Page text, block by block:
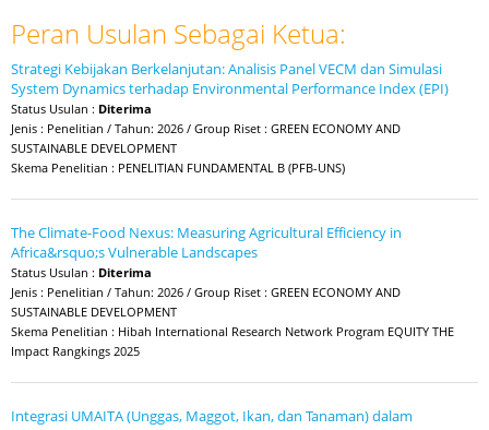
Peran Usulan Sebagai Ketua:
Strategi Kebijakan Berkelanjutan: Analisis Panel VECM dan Simulasi
System Dynamics terhadap Environmental Performance Index (EPI)
Status Usulan : Diterima
Jenis : Penelitian / Tahun: 2026 / Group Riset : GREEN ECONOMY AND
SUSTAINABLE DEVELOPMENT
Skema Penelitian : PENELITIAN FUNDAMENTAL B (PFB-UNS)
The Climate-Food Nexus: Measuring Agricultural Efficiency in
Africa&rsquo;s Vulnerable Landscapes
Status Usulan : Diterima
Jenis : Penelitian / Tahun: 2026 / Group Riset : GREEN ECONOMY AND
SUSTAINABLE DEVELOPMENT
Skema Penelitian : Hibah International Research Network Program EQUITY THE
Impact Rangkings 2025
Integrasi UMAITA (Unggas, Maggot, Ikan, dan Tanaman) dalam